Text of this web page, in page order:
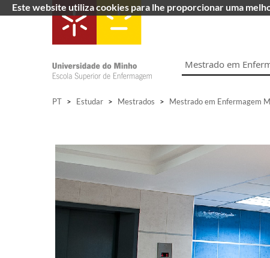
Mestrado em
PT > Estudar > Mestrados > Mestrado em Enfermagem
Este website utiliza cookies para lhe proporcionar uma